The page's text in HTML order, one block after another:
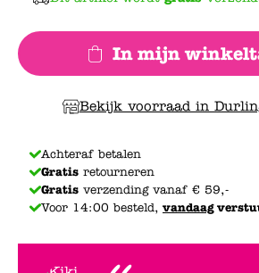
In mijn
Bekijk voorraad in
Achteraf betalen
Gratis retourneren
Gratis verzending vanaf € 59,-
Voor 14:00 besteld, vandaag